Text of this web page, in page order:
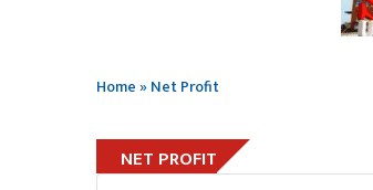
हिमाचल प्रदेश न्यूज
Home»Net Profit
NET PROFIT